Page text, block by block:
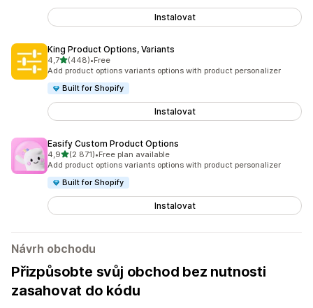
Instalovat
King Product Options, Variants
4,7z 5 hvězd
(448)
Celkový počet recenzí: 448
•Free
Add product options variants options with product personalizer
Built for Shopify
Instalovat
Easify Custom Product Options
4,9z 5 hvězd
(2 871)
Celkový počet recenzí: 2871
•Free plan available
Add product options variants options with product personalizer
Built for Shopify
Instalovat
Návrh obchodu
Přizpůsobte svůj obchod bez nutnosti
zasahovat do kódu